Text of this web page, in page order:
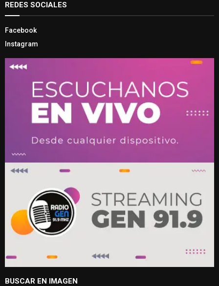
REDES SOCIALES
Facebook
Instagram
BUSCAR EN IMAGEN